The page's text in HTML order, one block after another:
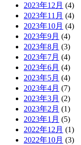
2023年12月 (4)
2023年11月 (4)
2023年10月 (4)
2023年9月 (4)
2023年8月 (3)
2023年7月 (4)
2023年6月 (4)
2023年5月 (4)
2023年4月 (7)
2023年3月 (2)
2023年2月 (1)
2023年1月 (5)
2022年12月 (1)
2022年10月 (3)